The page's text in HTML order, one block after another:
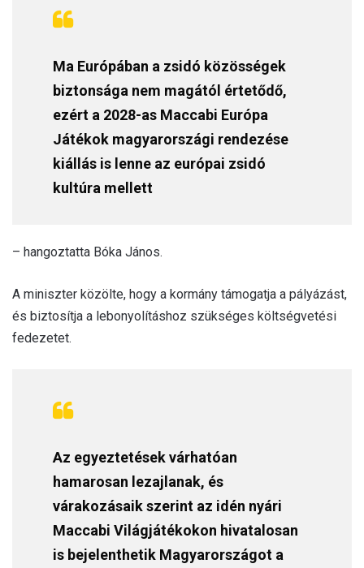
Ma Európában a zsidó közösségek
biztonsága nem magától értetődő,
ezért a 2028-as Maccabi Európa
Játékok magyarországi rendezése
kiállás is lenne az európai zsidó
kultúra mellett
– hangoztatta Bóka János.
A miniszter közölte, hogy a kormány támogatja a pályázást,
és biztosítja a lebonyolításhoz szükséges költségvetési
fedezetet.
Az egyeztetések várhatóan
hamarosan lezajlanak, és
várakozásaik szerint az idén nyári
Maccabi Világjátékokon hivatalosan
is bejelenthetik Magyarországot a